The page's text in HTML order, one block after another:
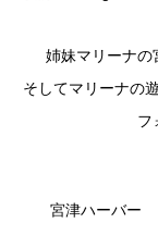
姉妹マリーナの
そしてマリーナの
フ
宮津ハーバー